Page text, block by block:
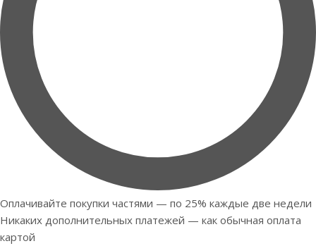
Оплачивайте покупки частями — по 25% каждые две недели
Никаких дополнительных платежей — как обычная оплата
картой